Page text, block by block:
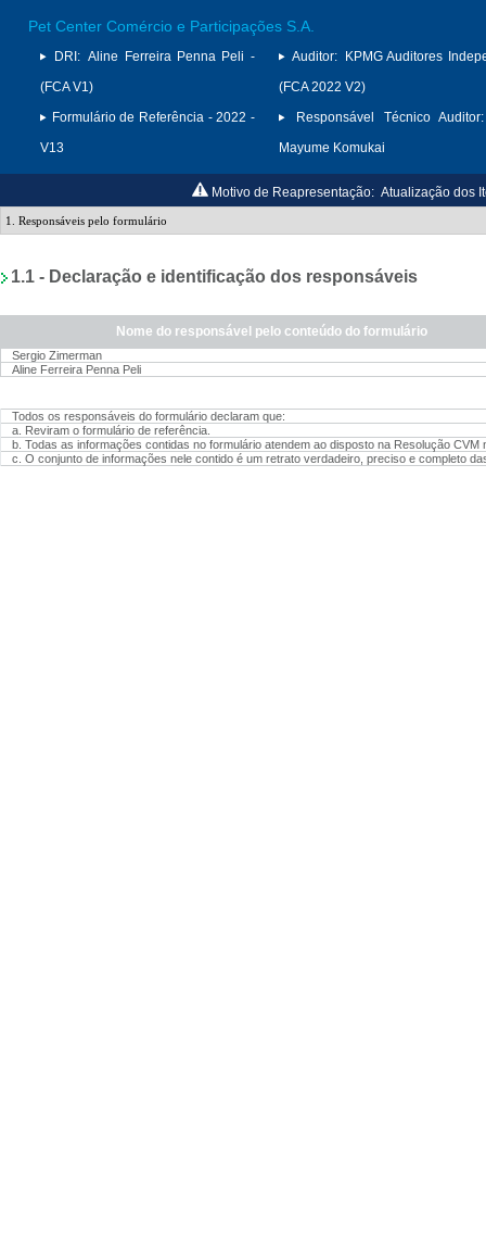
Pet Center Comércio e Participações S.A.
DRI: Aline Ferreira Penna Peli -
(FCA V1)
Formulário de Referência - 2022 -
V13
Auditor:
KPMG Auditores
(FCA 2022 V2)
Responsável Técnico Auditor:
Mayume Komukai
Motivo de Reapresentação: Atualização dos